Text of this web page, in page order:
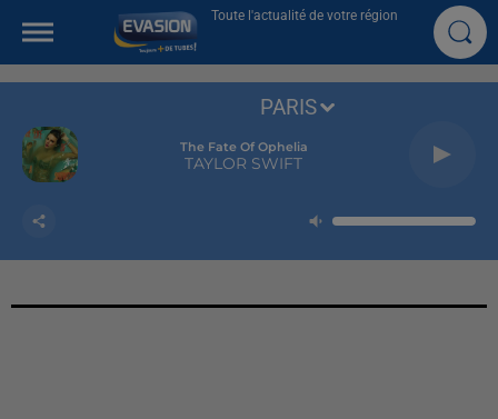
Toute l'actualité de votre région
The Fate Of Ophelia
TAYLOR SWIFT
PARIS